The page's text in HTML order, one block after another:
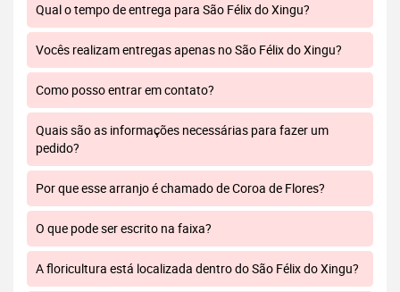
Qual o tempo de entrega para São Félix do Xingu?
Vocês realizam entregas apenas no São Félix do Xingu?
Como posso entrar em contato?
Quais são as informações necessárias para fazer um
pedido?
Por que esse arranjo é chamado de Coroa de Flores?
O que pode ser escrito na faixa?
A floricultura está localizada dentro do São Félix do Xingu?